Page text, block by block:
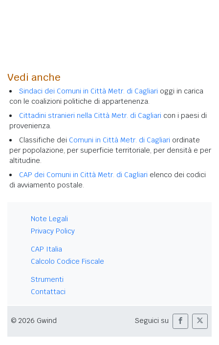
Vedi anche
Sindaci dei Comuni in Città Metr. di Cagliari oggi in carica
con le coalizioni politiche di appartenenza.
Cittadini stranieri nella Città Metr. di Cagliari con i paesi di
provenienza.
Classifiche dei Comuni in Città Metr. di Cagliari ordinate
per popolazione, per superficie territoriale, per densità e per
altitudine.
CAP dei Comuni in Città Metr. di Cagliari elenco dei codici
di avviamento postale.
Note Legali
Privacy Policy
CAP Italia
Calcolo Codice Fiscale
Strumenti
Contattaci
© 2026 Gwind Seguici su